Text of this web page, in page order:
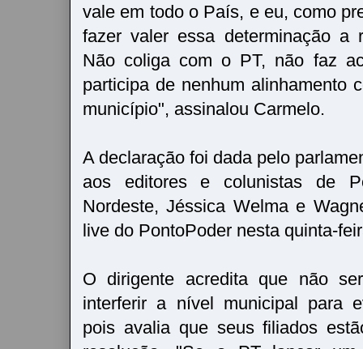
vale em todo o País, e eu, como
fazer valer essa determinação a
Não coliga com o PT, não faz
participa de nenhum alinhamento
município", assinalou Carmelo.
A declaração foi dada pelo
aos editores e colunistas de
Nordeste, Jéssica Welma e
live do PontoPoder nesta quinta-
O dirigente acredita que não
interferir a nível municipal para
pois avalia que seus filiados